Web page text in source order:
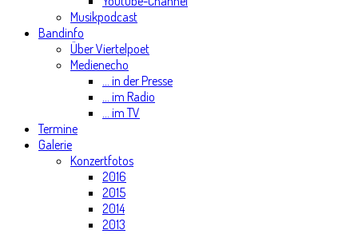
Musikpodcast
Bandinfo
Über Viertelpoet
Medienecho
... in der Presse
... im Radio
... im TV
Termine
Galerie
Konzertfotos
2016
2015
2014
2013